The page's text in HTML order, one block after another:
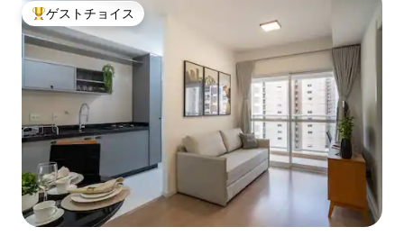
大好評のゲストチョイスです。
ゲストチョイス